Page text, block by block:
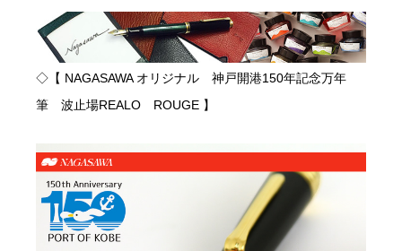
◇【 NAGASAWA オリジナル 神戸開港150年記念万年
筆 波止場REALO ROUGE 】